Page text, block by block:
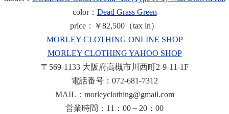
color： Dead Grass Green
price：￥82,500（tax in）
MORLEY CLOTHING ONLINE SHOP
MORLEY CLOTHING YAHOO SHOP
〒569-1133 大阪府高槻市川西町2-9-11-1F
電話番号：072-681-7312
MAIL：morleyclothing@gmail.com
営業時間：11：00～20：00